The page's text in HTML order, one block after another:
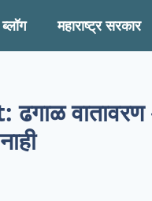
ब्लॉग महाराष्ट्र सरकार
वातावरण